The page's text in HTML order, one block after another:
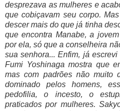
desprezava as mulheres e
que cobiçavam seu corpo.
descer mais do que já tinha
que encontra Manabe, a
por ela, só que a conselheira
sua senhora... Enfim, já
Fumi Yoshinaga mostra que
mas com padrões não muito
dominado pelos homens,
pedofilia, o incesto, o
praticados por mulheres.